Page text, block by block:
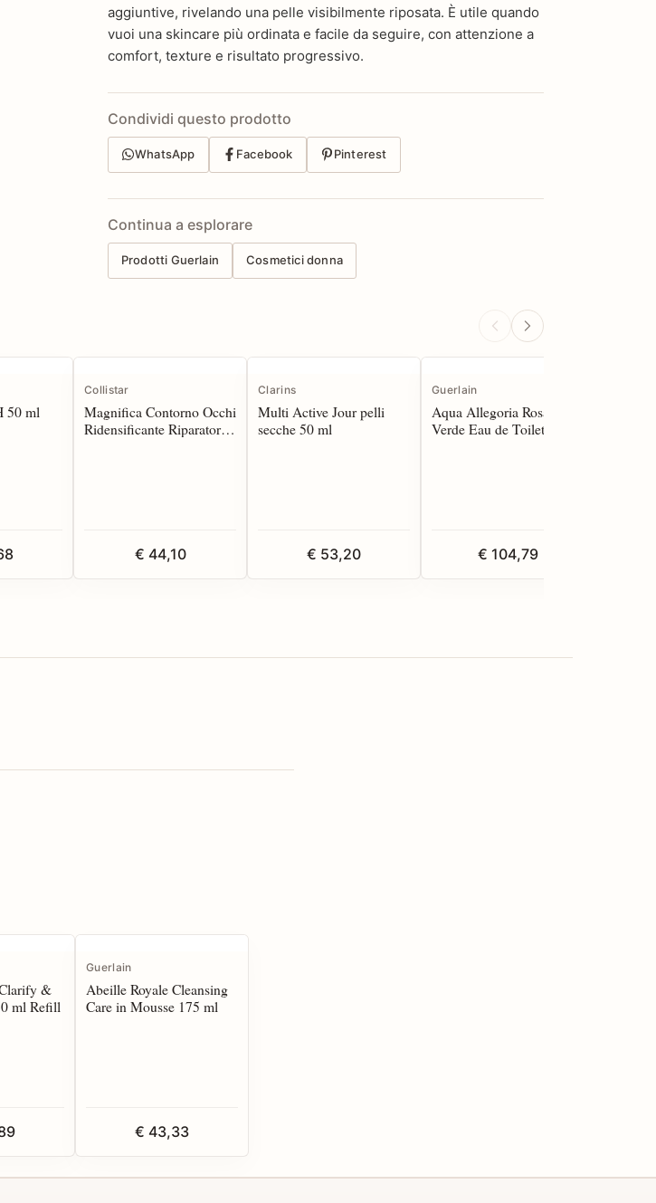
aggiuntive, rivelando una pelle visibilmente riposata. È utile quando
vuoi una skincare più ordinata e facile da seguire, con attenzione a
comfort, texture e risultato progressivo.
Condividi questo prodotto
WhatsApp Facebook Pinterest
Continua a esplorare
Prodotti Guerlain Cosmetici donna
50 ml
Collistar
Magnifica Contorno Occhi
Ridensificante Riparatore
€ 44,10
Clarins
Multi Active Jour pelli
secche 50 ml
€ 53,20
Guerlain
Aqua Allegoria Rosa
Verde Eau de Toilette 125
€ 104,79
&
ml Refill
Guerlain
Abeille Royale Cleansing
Care in Mousse 175 ml
€ 43,33